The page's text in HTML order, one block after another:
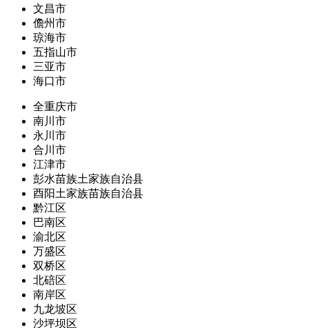
文昌市
儋州市
琼海市
五指山市
三亚市
海口市
全重庆市
南川市
永川市
合川市
江津市
彭水苗族土家族自治县
酉阳土家族苗族自治县
黔江区
巴南区
渝北区
万盛区
双桥区
北碚区
南岸区
九龙坡区
沙坪坝区